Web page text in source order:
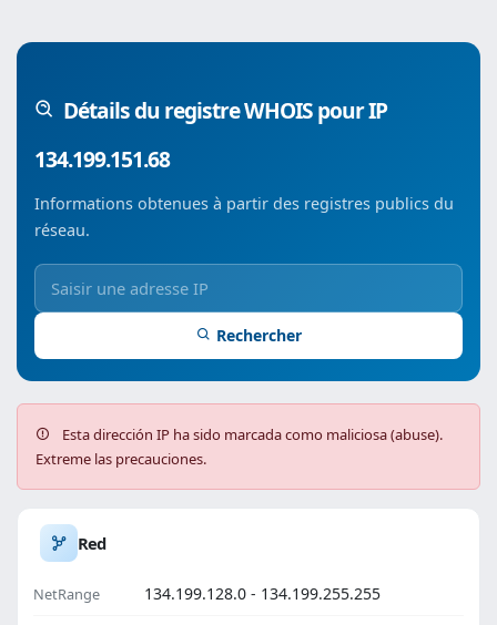
Détails du registre WHOIS pour IP
134.199.151.68
Informations obtenues à partir des registres publics du
réseau.
Rechercher
Esta dirección IP ha sido marcada como maliciosa (abuse).
Extreme las precauciones.
Red
NetRange 134.199.128.0 - 134.199.255.255